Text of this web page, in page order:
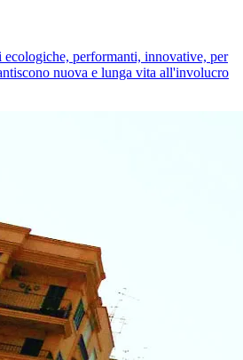
performanti, innovative, per
nuova e lunga vita all'involucro